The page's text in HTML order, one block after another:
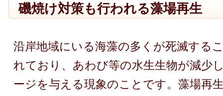
磯焼け対策も行われる藻場再生
沿岸地域にいる海藻の多くが死滅する
れており、あわび等の水生生物が減少
ージを与える現象のことです。藻場再